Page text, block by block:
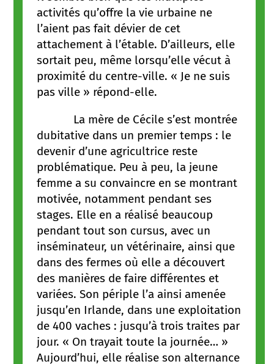
activités qu’offre la vie urbaine ne
l’aient pas fait dévier de cet
attachement à l’étable. D’ailleurs, elle
sortait peu, même lorsqu’elle vécut à
proximité du centre-ville. « Je ne suis
pas ville » répond-elle.
La mère de Cécile s’est montrée
dubitative dans un premier temps : le
devenir d’une agricultrice reste
problématique. Peu à peu, la jeune
femme a su convaincre en se montrant
motivée, notamment pendant ses
stages. Elle en a réalisé beaucoup
pendant tout son cursus, avec un
inséminateur, un vétérinaire, ainsi que
dans des fermes où elle a découvert
des manières de faire différentes et
variées. Son périple l’a ainsi amenée
jusqu’en Irlande, dans une exploitation
de 400 vaches : jusqu’à trois traites par
jour. « On trayait toute la journée… »
Aujourd’hui, elle réalise son alternance